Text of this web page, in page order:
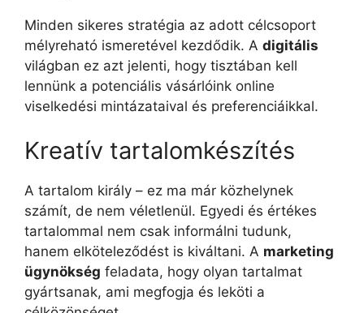
Minden sikeres stratégia az adott célcsoport
mélyreható ismeretével kezdődik. A digitális
világban ez azt jelenti, hogy tisztában kell
lennünk a potenciális vásárlóink online
viselkedési mintázataival és preferenciáikkal.
Kreatív tartalomkészítés
A tartalom király – ez ma már közhelynek
számít, de nem véletlenül. Egyedi és értékes
tartalommal nem csak informálni tudunk,
hanem elköteleződést is kiváltani. A marketing
ügynökség feladata, hogy olyan tartalmat
gyártsanak, ami megfogja és leköti a